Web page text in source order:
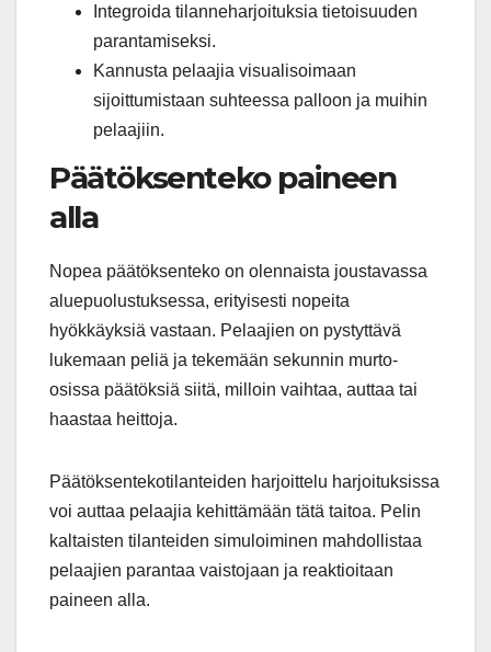
Integroida tilanneharjoituksia tietoisuuden
parantamiseksi.
Kannusta pelaajia visualisoimaan
sijoittumistaan suhteessa palloon ja muihin
pelaajiin.
Päätöksenteko paineen
alla
Nopea päätöksenteko on olennaista joustavassa
aluepuolustuksessa, erityisesti nopeita
hyökkäyksiä vastaan. Pelaajien on pystyttävä
lukemaan peliä ja tekemään sekunnin murto-
osissa päätöksiä siitä, milloin vaihtaa, auttaa tai
haastaa heittoja.
Päätöksentekotilanteiden harjoittelu harjoituksissa
voi auttaa pelaajia kehittämään tätä taitoa. Pelin
kaltaisten tilanteiden simuloiminen mahdollistaa
pelaajien parantaa vaistojaan ja reaktioitaan
paineen alla.